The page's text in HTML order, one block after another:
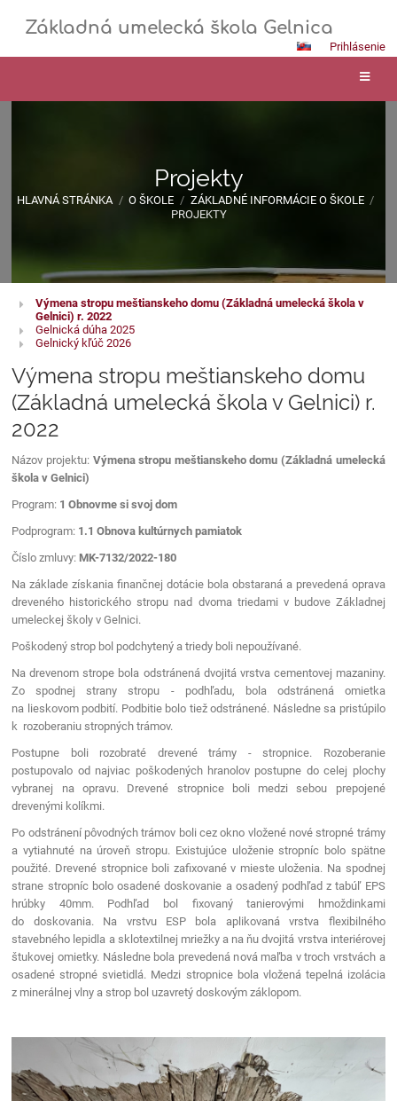
Základná umelecká škola Gelnica
Prihlásenie
Projekty
HLAVNÁ STRÁNKA / O ŠKOLE / ZÁKLADNÉ INFORMÁCIE O ŠKOLE /
PROJEKTY
Výmena stropu meštianskeho domu (Základná umelecká škola v
Gelnici) r. 2022
Gelnická dúha 2025
Gelnický kľúč 2026
Výmena stropu meštianskeho domu
(Základná umelecká škola v Gelnici) r.
2022
Názov projektu:Výmena stropu meštianskeho domu (Základná umelecká
škola v Gelnici)
Program: 1 Obnovme si svoj dom
Podprogram: 1.1 Obnova kultúrnych pamiatok
Číslo zmluvy: MK-7132/2022-180
Na základe získania finančnej dotácie bola obstaraná a prevedená oprava
dreveného historického stropu nad dvoma triedami v budove Základnej
umeleckej školy v Gelnici.
Poškodený strop bol podchytený a triedy boli nepoužívané.
Na drevenom strope bola odstránená dvojitá vrstva cementovej mazaniny.
Zo spodnej strany stropu - podhľadu, bola odstránená omietka
na lieskovom podbití. Podbitie bolo tiež odstránené. Následne sa pristúpilo
k rozoberaniu stropných trámov.
Postupne boli rozobraté drevené trámy - stropnice. Rozoberanie
postupovalo od najviac poškodených hranolov postupne do celej plochy
vybranej na opravu. Drevené stropnice boli medzi sebou prepojené
drevenými kolíkmi.
Po odstránení pôvodných trámov boli cez okno vložené nové stropné trámy
a vytiahnuté na úroveň stropu. Existujúce uloženie stropníc bolo spätne
použité. Drevené stropnice boli zafixované v mieste uloženia. Na spodnej
strane stropníc bolo osadené doskovanie a osadený podhľad z tabúľ EPS
hrúbky 40mm. Podhľad bol fixovaný tanierovými hmoždinkami
do doskovania. Na vrstvu ESP bola aplikovaná vrstva flexibilného
stavebného lepidla a sklotextilnej mriežky a na ňu dvojitá vrstva interiérovej
štukovej omietky. Následne bola prevedená nová maľba v troch vrstvách a
osadené stropné svietidlá. Medzi stropnice bola vložená tepelná izolácia
z minerálnej vlny a strop bol uzavretý doskovým záklopom.